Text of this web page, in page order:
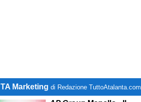
TA Marketing di Redazione TuttoAtalanta.com